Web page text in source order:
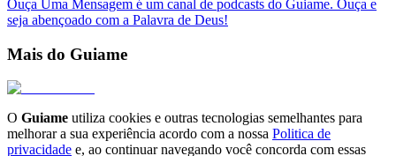
Ouça Uma Mensagem é um canal de podcasts do Guiame. Ouça e
seja abençoado com a Palavra de Deus!
Mais do Guiame
O Guiame utiliza cookies e outras tecnologias semelhantes para
melhorar a sua experiência acordo com a nossa Politica de
privacidade e, ao continuar navegando você concorda com essas